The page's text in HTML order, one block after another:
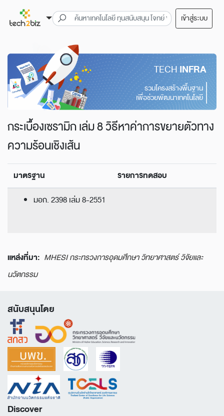
เข้าสู่ระบบ
TECHINFRA
รวมโครงสร้างพื้นฐาน
เพื่อช่วยพัฒนาเทคโนโลยี
กระเบื้องเซรามิก เล่ม 8 วิธีหาค่าการขยายตัวทาง
ความร้อนเชิงเส้น
มาตรฐาน
รายการทดสอบ
มอก. 2398 เล่ม 8-2551
แหล่งที่มา: MHESI กระทรวงการอุดมศึกษา วิทยาศาสตร์ วิจัยและ
นวัตกรรม
สนับสนุนโดย
Discover